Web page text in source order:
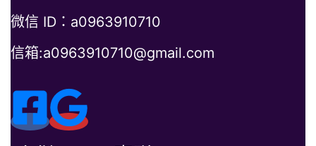
微信 ID：a0963910710
信箱:a0963910710@gmail.com